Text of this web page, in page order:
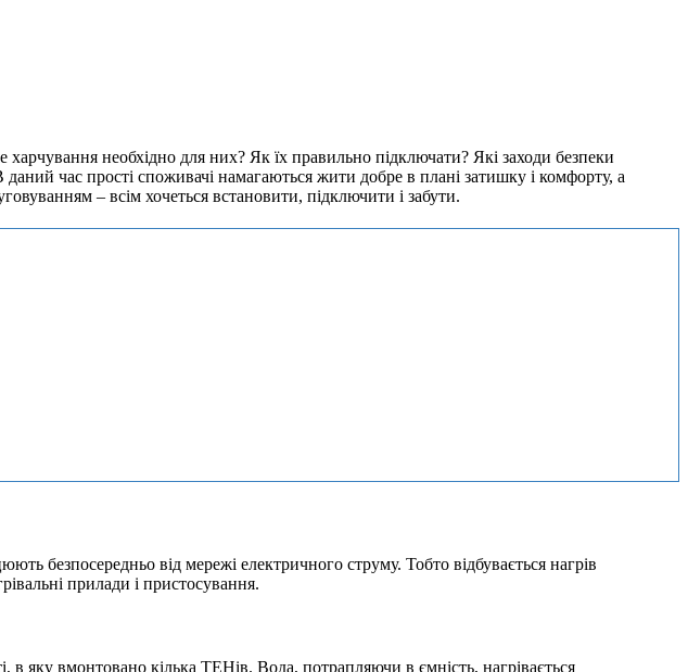
необхідно для них? Як їх правильно підключати? Які заходи безпеки
час прості споживачі намагаються жити добре в плані затишку і комфорту, а
– всім хочеться встановити, підключити і забути.
безпосередньо від мережі електричного струму. Тобто відбувається нагрів
прилади і пристосування.
в яку вмонтовано кілька ТЕНів. Вода, потрапляючи в ємність, нагрівається